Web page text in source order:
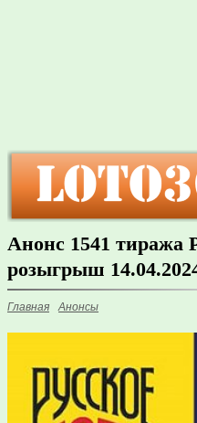
Анонс 1541 тиража
розыгрыш
Главная Анонсы